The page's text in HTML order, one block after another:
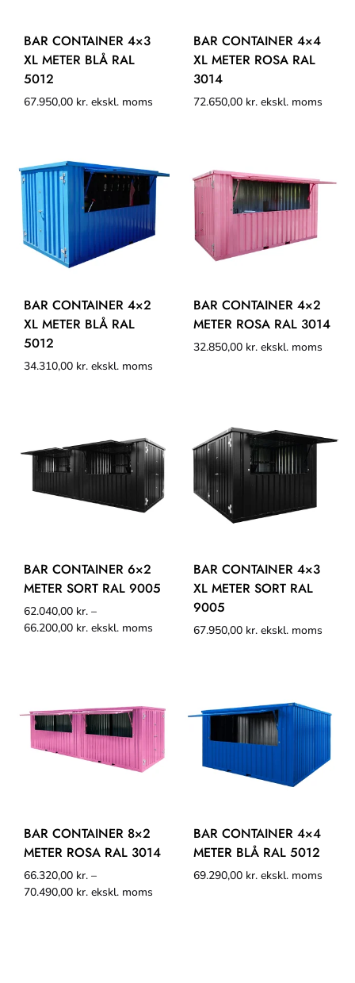
BAR CONTAINER 4×3
XL METER BLÅ RAL
5012
67.950,00 kr. ekskl. moms
BAR CONTAINER 4×4
XL METER ROSA RAL
3014
72.650,00 kr. ekskl. moms
BAR CONTAINER 4×2
XL METER BLÅ RAL
5012
34.310,00 kr. ekskl. moms
BAR CONTAINER 4×2
METER ROSA RAL 3014
32.850,00 kr. ekskl. moms
BAR CONTAINER 6×2
METER SORT RAL 9005
62.040,00 kr. –
66.200,00 kr. ekskl. moms
BAR CONTAINER 4×3
XL METER SORT RAL
9005
67.950,00 kr. ekskl. moms
BAR CONTAINER 8×2
METER ROSA RAL 3014
66.320,00 kr. –
70.490,00 kr. ekskl. moms
BAR CONTAINER 4×4
METER BLÅ RAL 5012
69.290,00 kr. ekskl. moms